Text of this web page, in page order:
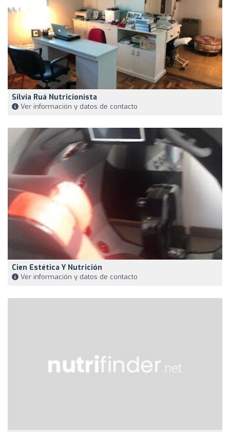
Silvia Ruá Nutricionista
Ver información y datos de contacto
Cien Estética Y Nutrición
Ver información y datos de contacto